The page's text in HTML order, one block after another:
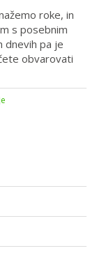
roke, in
s posebnim
dnevih pa je
obvarovati